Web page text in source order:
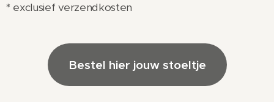
* exclusief verzendkosten
Bestel hier jouw stoeltje